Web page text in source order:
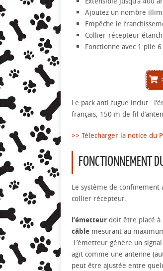
Ajoutez un nombre
Empêche le
Collier-récepteur
Fonctionne avec 1 pile
Le pack anti fugue inclut :
français, 150 m de fil
>> Télecharger la notice du
FONCTIONNEMENT
Le système de
collier récepteur.
l’émetteur doit être placé à
câble mesurant au
L’émetteur génère un
agit comme une antenne
peut être ajustée entre